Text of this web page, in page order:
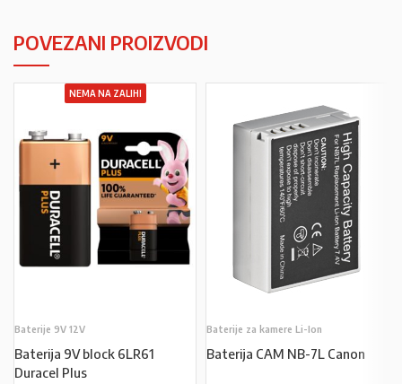
POVEZANI PROIZVODI
NEMA NA ZALIHI
Baterije 9V 12V
Baterija 9V block 6LR61
Duracel Plus
Baterije za kamere Li-Ion
Baterija CAM NB-7L Canon